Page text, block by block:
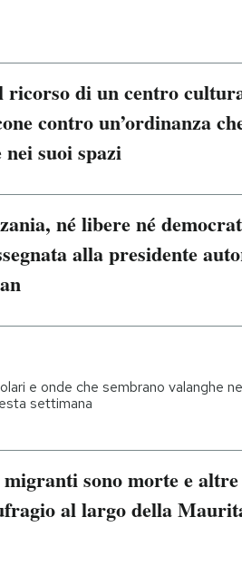
di un centro
contro un’ordinanza
suoi spazi
né libere né
alla presidente
e onde che sembrano valanghe
settimana
sono morte e
al largo della